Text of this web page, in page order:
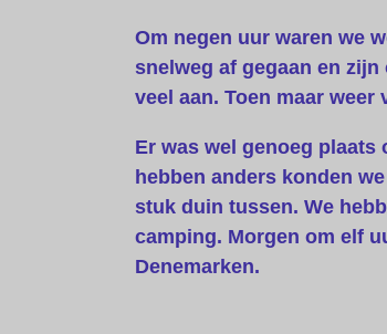
Om negen uur waren we
snelweg af gegaan en
veel aan. Toen maar
Er was wel genoeg plaats
hebben anders konden
stuk duin tussen. We
camping. Morgen om elf
Denemarken.